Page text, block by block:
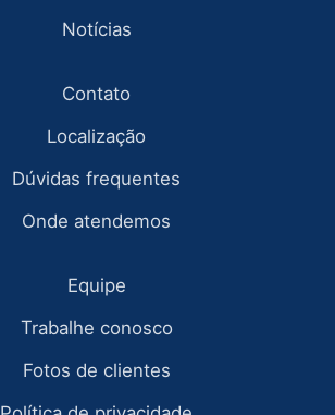
Notícias
Contato
Localização
Dúvidas frequentes
Onde atendemos
Equipe
Trabalhe conosco
Fotos de clientes